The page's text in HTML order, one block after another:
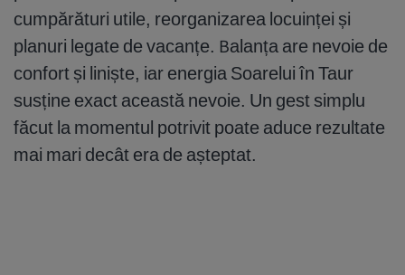
cumpărături utile, reorganizarea locuinței și
planuri legate de vacanțe. Balanța are nevoie de
confort și liniște, iar energia Soarelui în Taur
susține exact această nevoie. Un gest simplu
făcut la momentul potrivit poate aduce rezultate
mai mari decât era de așteptat.